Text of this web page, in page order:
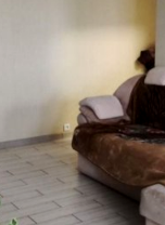
Гарний варіант як